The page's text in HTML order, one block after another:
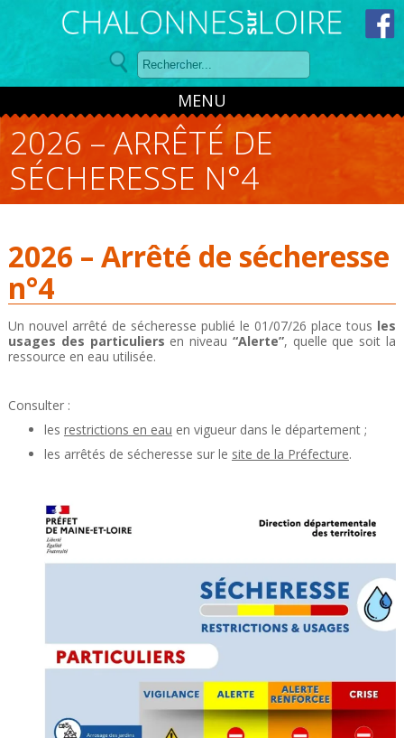
Panneau de gestion des cookies
MENU
2026 – ARRÊTÉ DE
SÉCHERESSE N°4
2026 – Arrêté de sécheresse
n°4
Un nouvel arrêté de sécheresse publié le 01/07/26 place tous les
usages des particuliers en niveau “Alerte”, quelle que soit la
ressource en eau utilisée.
Consulter :
les restrictions en eau en vigueur dans le département ;
les arrêtés de sécheresse sur le site de la Préfecture.